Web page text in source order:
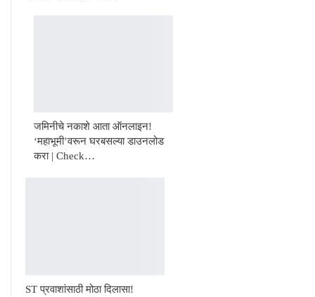
जमिनीचे नकाशे आता ऑनलाइन!
‘महाभूमी’वरून घरबसल्या डाउनलोड
करा | Check…
ST प्रवाशांसाठी मोठा दिलासा!